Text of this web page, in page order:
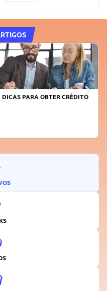
FAÇA A DIFERENÇA: SEJA